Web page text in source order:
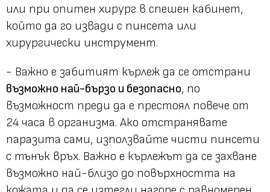
или при опитен хирург в спешен кабинет,
който да го извади с пинсета или
хирургически инструмент.
- Важно е забитият кърлеж да се отстрани
възможно най-бързо и безопасно, по
възможност преди да е престоял повече от
24 часа в организма. Ако отстранявате
паразита сами, използвайте чисти пинсети
с тънък връх. Важно е кърлежът да се захване
възможно най-близо до повърхността на